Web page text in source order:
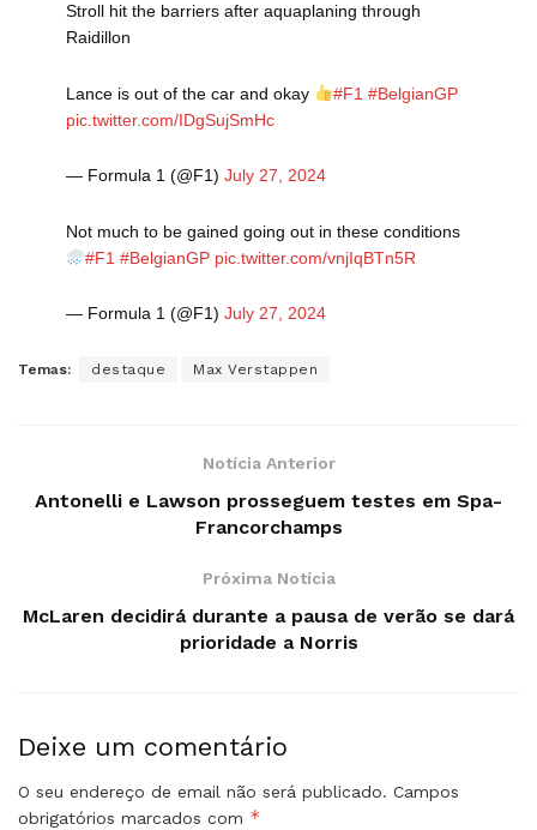
Stroll hit the barriers after aquaplaning through
Raidillon
Lance is out of the car and okay #F1 #BelgianGP
pic.twitter.com/IDgSujSmHc
— Formula 1 (@F1) July 27, 2024
Not much to be gained going out in these conditions
#F1 #BelgianGP pic.twitter.com/vnjIqBTn5R
— Formula 1 (@F1) July 27, 2024
Temas: destaque Max Verstappen
Notícia Anterior
Antonelli e Lawson prosseguem testes em Spa-
Francorchamps
Próxima Notícia
McLaren decidirá durante a pausa de verão se dará
prioridade a Norris
Deixe um comentário
O seu endereço de email não será publicado. Campos
obrigatórios marcados com *